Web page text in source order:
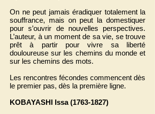
On ne peut jamais éradiquer totalement la
souffrance, mais on peut la domestiquer
pour s’ouvrir de nouvelles perspectives.
L’auteur, à un moment de sa vie, se trouve
prêt à partir pour vivre sa liberté
douloureuse sur les chemins du monde et
sur les chemins des mots.
Les rencontres fécondes commencent dès
le premier pas, dès la première ligne.
KOBAYASHI Issa(1763-1827)